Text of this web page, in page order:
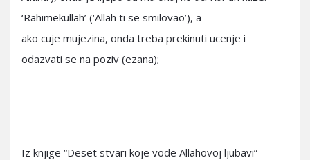
‘Rahimekullah’ (‘Allah ti se smilovao’), a
ako cuje mujezina, onda treba prekinuti ucenje i
odazvati se na poziv (ezana);
————
Iz knjige “Deset stvari koje vode Allahovoj ljubavi”